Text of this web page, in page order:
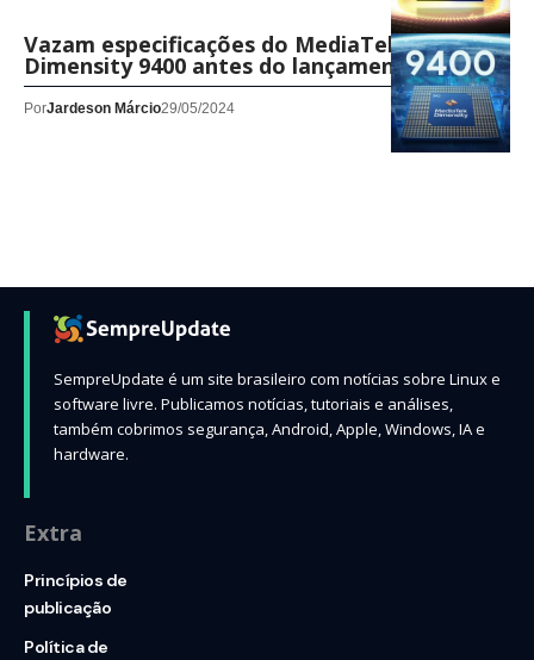
Vazam especificações do MediaTek
Dimensity 9400 antes do lançamento
PorJardeson Márcio29/05/2024
SempreUpdate é um site brasileiro com notícias sobre Linux e
software livre. Publicamos notícias, tutoriais e análises,
também cobrimos segurança, Android, Apple, Windows, IA e
hardware.
Extra
Princípios de
publicação
Política de